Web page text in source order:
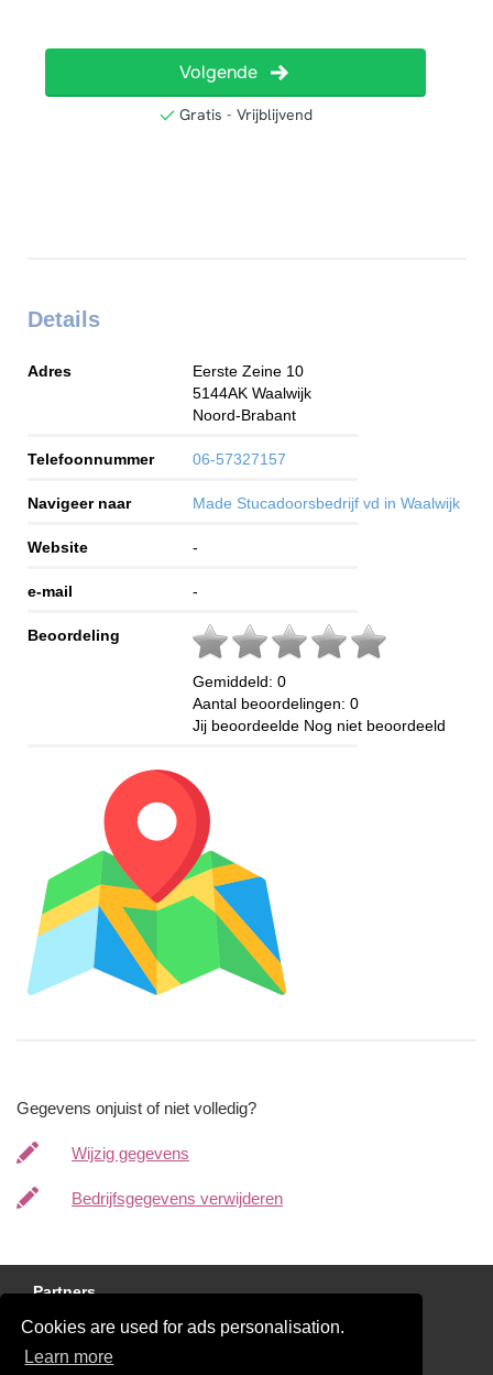
Cookies are used for ads personalisation.
Learn more
Details
Adres
Eerste Zeine 10
5144AK Waalwijk
Noord-Brabant
Telefoonnummer 06-57327157
Navigeer naar Made Stucadoorsbedrijf vd in Waalwijk
Website -
e-mail -
Beoordeling
Gemiddeld: 0
Aantal beoordelingen: 0
Jij beoordeelde Nog niet beoordeeld
Gegevens onjuist of niet volledig?
Wijzig gegevens
Bedrijfsgegevens verwijderen
Partners
Gratis Stucadoor Offertes
Disclaimer